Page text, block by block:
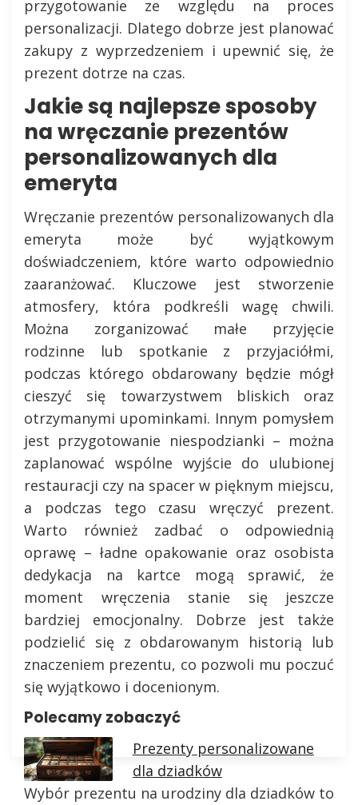
przygotowanie ze względu na proces
personalizacji. Dlatego dobrze jest planować
zakupy z wyprzedzeniem i upewnić się, że
prezent dotrze na czas.
Jakie są najlepsze sposoby
na wręczanie prezentów
personalizowanych dla
emeryta
Wręczanie prezentów personalizowanych dla
emeryta może być wyjątkowym
doświadczeniem, które warto odpowiednio
zaaranżować. Kluczowe jest stworzenie
atmosfery, która podkreśli wagę chwili.
Można zorganizować małe przyjęcie
rodzinne lub spotkanie z przyjaciółmi,
podczas którego obdarowany będzie mógł
cieszyć się towarzystwem bliskich oraz
otrzymanymi upominkami. Innym pomysłem
jest przygotowanie niespodzianki – można
zaplanować wspólne wyjście do ulubionej
restauracji czy na spacer w pięknym miejscu,
a podczas tego czasu wręczyć prezent.
Warto również zadbać o odpowiednią
oprawę – ładne opakowanie oraz osobista
dedykacja na kartce mogą sprawić, że
moment wręczenia stanie się jeszcze
bardziej emocjonalny. Dobrze jest także
podzielić się z obdarowanym historią lub
znaczeniem prezentu, co pozwoli mu poczuć
się wyjątkowo i docenionym.
Polecamy zobaczyć
Prezenty personalizowane
dla dziadków
Wybór prezentu na urodziny dla dziadków to